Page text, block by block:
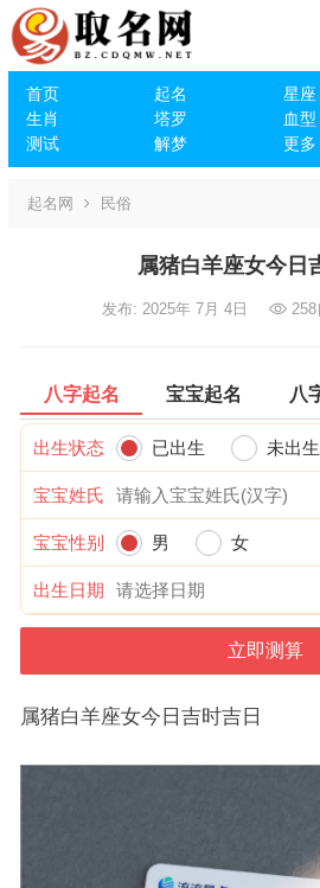
首页 起名 星座
生肖
塔罗 血型
测试
解梦 更多
起名网 民俗
属猪白羊座女今日
发布: 2025年 7月 4日 258
八字起名 宝宝起名 八
出生状态 已出生 未出生
宝宝姓氏
宝宝性别 男 女
出生日期
属猪白羊座女今日吉时吉日